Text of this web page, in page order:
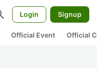
Login Signup
Official Event Official